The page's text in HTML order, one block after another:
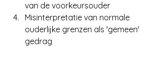
van de voorkeursouder
Misinterpretatie van normale
ouderlijke grenzen als 'gemeen'
gedrag